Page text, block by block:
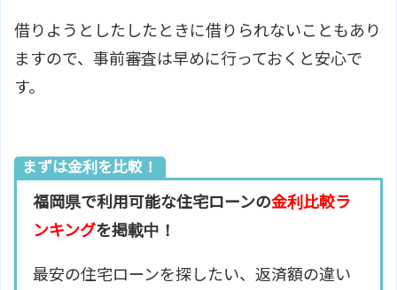
借りようとしたしたときに借りられないこともあり
ますので、事前審査は早めに行っておくと安心で
す。
まずは金利を比較！
福岡県で利用可能な住宅ローンの金利比較ラ
ンキングを掲載中！
最安の住宅ローンを探したい、返済額の違い